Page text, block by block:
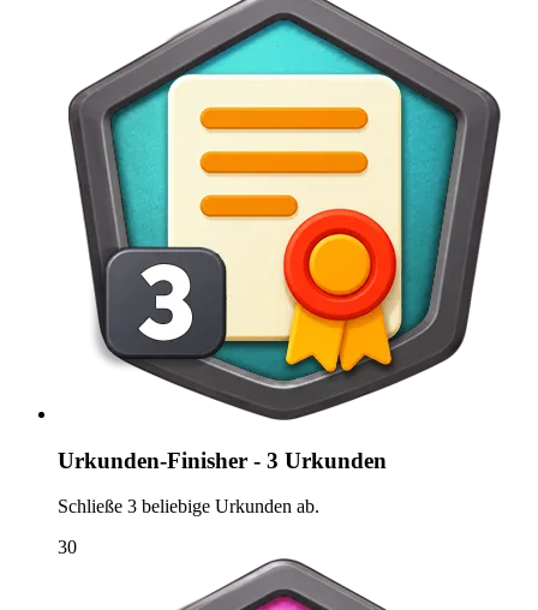
Urkunden-Finisher - 3 Urkunden
Schließe 3 beliebige Urkunden ab.
30